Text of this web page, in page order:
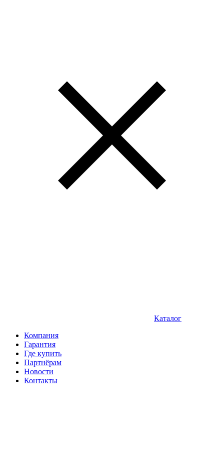
Каталог
Компания
Гарантия
Где купить
Партнёрам
Новости
Контакты